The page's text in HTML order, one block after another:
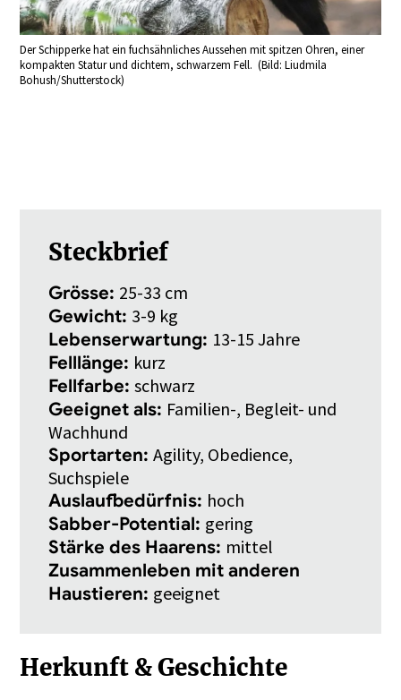
Der Schipperke hat ein fuchsähnliches Aussehen mit spitzen Ohren, einer
kompakten Statur und dichtem, schwarzem Fell. (Bild: Liudmila
Bohush/Shutterstock)
Steckbrief
Grösse: 25-33 cm
Gewicht: 3-9 kg
Lebenserwartung: 13-15 Jahre
Felllänge: kurz
Fellfarbe:schwarz
Geeignet als: Familien-, Begleit- und
Wachhund
Sportarten:Agility, Obedience,
Suchspiele
Auslaufbedürfnis: hoch
Sabber-Potential: gering
Stärke des Haarens: mittel
Zusammenleben mit anderen
Haustieren: geeignet
Herkunft & Geschichte